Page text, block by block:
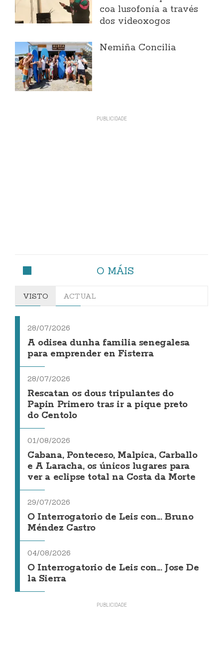
coa lusofonía a través
dos videoxogos
Nemiña Concilia
O MÁIS
VISTO ACTUAL
28/07/2026
A odisea dunha familia senegalesa
para emprender en Fisterra
28/07/2026
Rescatan os dous tripulantes do
Papin Primero tras ir a pique preto
do Centolo
01/08/2026
Cabana, Ponteceso, Malpica, Carballo
e A Laracha, os únicos lugares para
ver a eclipse total na Costa da Morte
29/07/2026
O Interrogatorio de Leis con... Bruno
Méndez Castro
04/08/2026
O Interrogatorio de Leis con... Jose De
la Sierra